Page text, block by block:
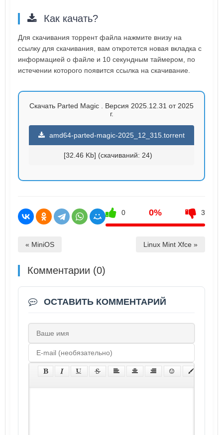
Как качать?
Для скачивания торрент файла нажмите внизу на
ссылку для скачивания, вам откротется новая вкладка с
информацией о файле и 10 секундным таймером, по
истечении которого появится ссылка на скачивание.
Скачать Parted Magic . Версия 2025.12.31 от 2025
г.
amd64-parted-magic-2025_12_315.torrent
[32.46 Kb] (cкачиваний: 24)
0 0% 3
« MiniOS Linux Mint Xfce »
Комментарии (0)
ОСТАВИТЬ КОММЕНТАРИЙ